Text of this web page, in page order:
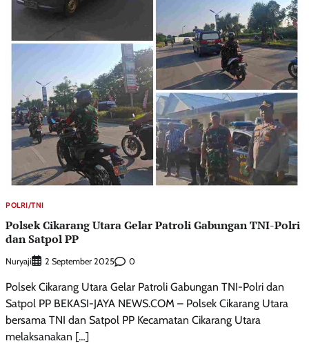
POLRI/TNI
Polsek Cikarang Utara Gelar Patroli Gabungan TNI-Polri
dan Satpol PP
Nuryaji 2 September 2025 0
Polsek Cikarang Utara Gelar Patroli Gabungan TNI-Polri dan
Satpol PP BEKASI-JAYA NEWS.COM – Polsek Cikarang Utara
bersama TNI dan Satpol PP Kecamatan Cikarang Utara
melaksanakan […]